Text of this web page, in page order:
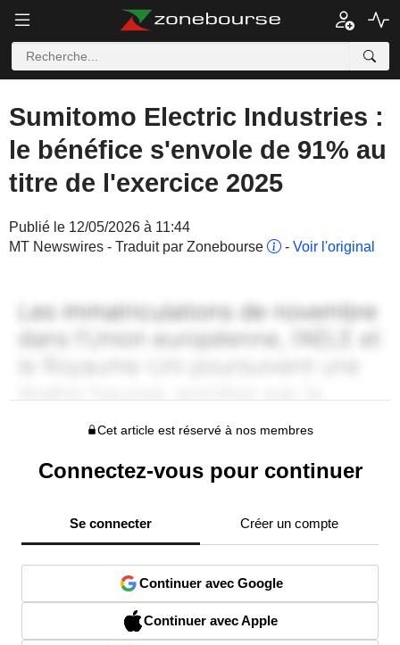
Sumitomo Electric Industries :
le bénéfice s'envole de 91% au
titre de l'exercice 2025
Publié le 12/05/2026 à 11:44
MT Newswires - Traduit par Zonebourse
- Voir l'original
Cet article est réservé à nos membres
Connectez-vous pour continuer
Se connecter Créer un compte
Continuer avec Google
Continuer avec Apple